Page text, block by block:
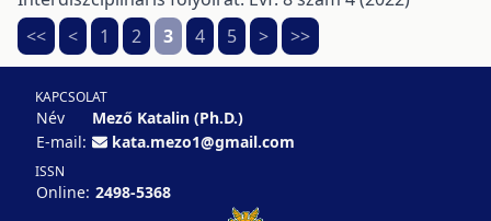
<<
< 1 2 3 4 5 > >>
KAPCSOLAT
Név
Mező Katalin (Ph.D.)
E-mail:
kata.mezo1@gmail.com
ISSN
Online: 2498-5368